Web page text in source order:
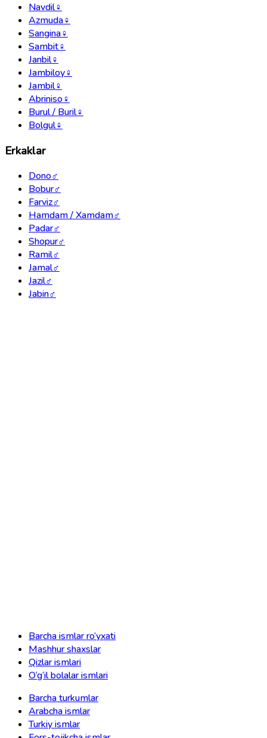
Navdil♀
Azmuda♀
Sangina♀
Sambit♀
Janbil♀
Jambiloy♀
Jambil♀
Abriniso♀
Burul / Buril♀
Bolgul♀
Erkaklar
Dono♂
Bobur♂
Farviz♂
Hamdam / Xamdam♂
Padar♂
Shopur♂
Ramil♂
Jamal♂
Jazil♂
Jabin♂
Barcha ismlar ro‘yxati
Mashhur shaxslar
Qizlar ismlari
O‘g‘il bolalar ismlari
Barcha turkumlar
Arabcha ismlar
Turkiy ismlar